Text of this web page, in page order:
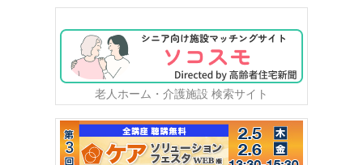
老人ホーム・介護施設 検索サイト